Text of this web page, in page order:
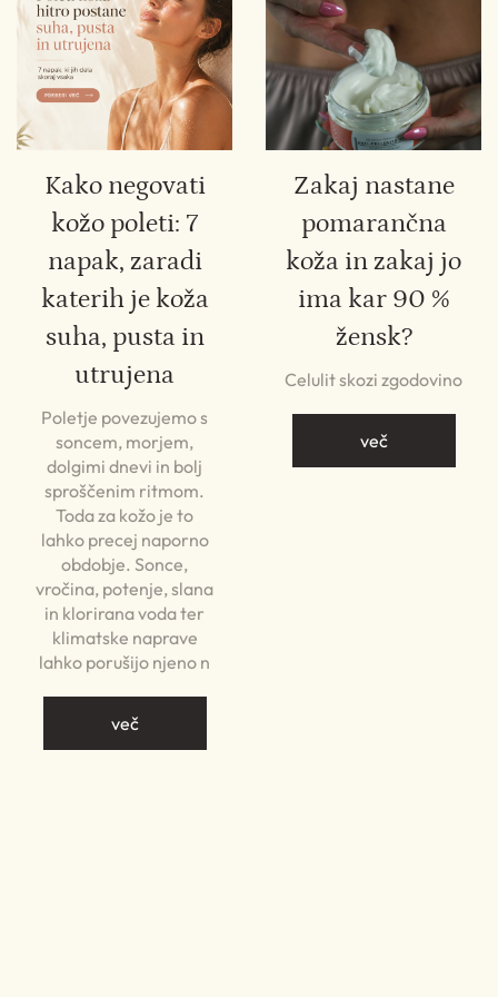
Kako negovati
kožo poleti: 7
napak, zaradi
katerih je koža
suha, pusta in
utrujena
Poletje povezujemo s
soncem, morjem,
dolgimi dnevi in bolj
sproščenim ritmom.
Toda za kožo je to
lahko precej naporno
obdobje. Sonce,
vročina, potenje, slana
in klorirana voda ter
klimatske naprave
lahko porušijo njeno n
več
Zakaj nastane
pomarančna
koža in zakaj jo
ima kar 90 %
žensk?
Celulit skozi zgodovino
več